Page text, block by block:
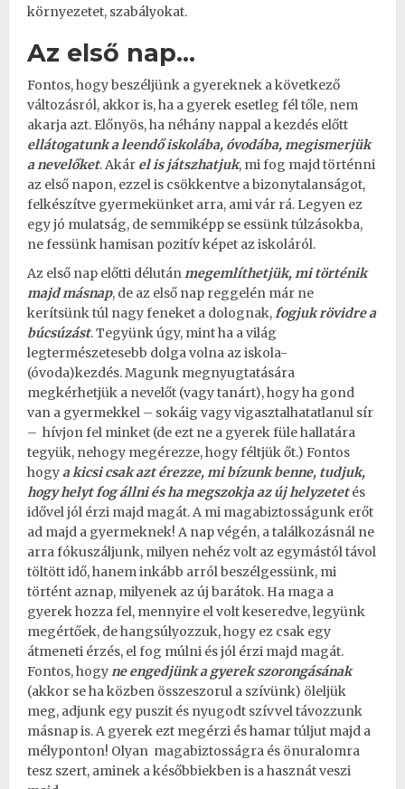
környezetet, szabályokat.
Az első nap…
Fontos, hogy beszéljünk a gyereknek a következő
változásról, akkor is, ha a gyerek esetleg fél tőle, nem
akarja azt. Előnyös, ha néhány nappal a kezdés előtt
ellátogatunk a leendő iskolába, óvodába, megismerjük
a nevelőket. Akár el is játszhatjuk, mi fog majd történni
az első napon, ezzel is csökkentve a bizonytalanságot,
felkészítve gyermekünket arra, ami vár rá. Legyen ez
egy jó mulatság, de semmiképp se essünk túlzásokba,
ne fessünk hamisan pozitív képet az iskoláról.
Az első nap előtti délutánmegemlíthetjük, mi történik
majd másnap, de az első nap reggelén már ne
kerítsünk túl nagy feneket a dolognak,fogjuk rövidre a
búcsúzást. Tegyünk úgy, mint ha a világ
legtermészetesebb dolga volna az iskola-
(óvoda)kezdés. Magunk megnyugtatására
megkérhetjük a nevelőt (vagy tanárt), hogy ha gond
van a gyermekkel – sokáig vagy vigasztalhatatlanul sír
– hívjon fel minket (de ezt ne a gyerek füle hallatára
tegyük, nehogy megérezze, hogy féltjük őt.) Fontos
hogya kicsi csak azt érezze, mi bízunk benne, tudjuk,
hogy helyt fog állni és ha megszokja az új helyzetetés
idővel jól érzi majd magát. A mi magabiztosságunk erőt
ad majd a gyermeknek! A nap végén, a találkozásnál ne
arra fókuszáljunk, milyen nehéz volt az egymástól távol
töltött idő, hanem inkább arról beszélgessünk, mi
történt aznap, milyenek az új barátok. Ha maga a
gyerek hozza fel, mennyire el volt keseredve, legyünk
megértőek, de hangsúlyozzuk, hogy ez csak egy
átmeneti érzés, el fog múlni és jól érzi majd magát.
Fontos, hogyne engedjünk a gyerek szorongásának
(akkor se ha közben összeszorul a szívünk) öleljük
meg, adjunk egy puszit és nyugodt szívvel távozzunk
másnap is. A gyerek ezt megérzi és hamar túljut majd a
mélyponton! Olyan magabiztosságra és önuralomra
tesz szert, aminek a későbbiekben is a hasznát veszi